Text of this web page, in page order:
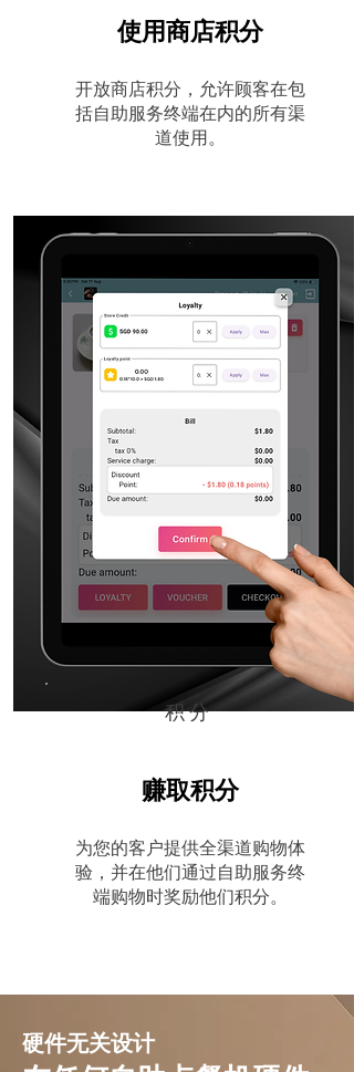
使用商店积分
开放商店积分，允许顾客在包
括自助服务终端在内的所有渠
道使用。
积分
赚取积分
为您的客户提供全渠道购物体
验，并在他们通过自助服务终
端购物时奖励他们积分。
硬件无关设计